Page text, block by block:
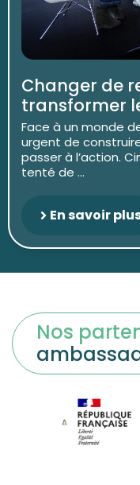
Changer de
transformer
Face à un monde
urgent de
passer à l’action.
tenté de ...
En savoir
Nos